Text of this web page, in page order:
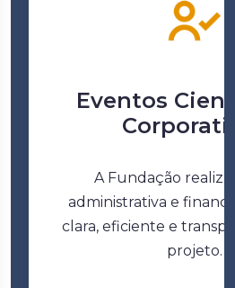
Eventos
A Fundação realiza
administrativa e
clara, eficiente e
projeto.